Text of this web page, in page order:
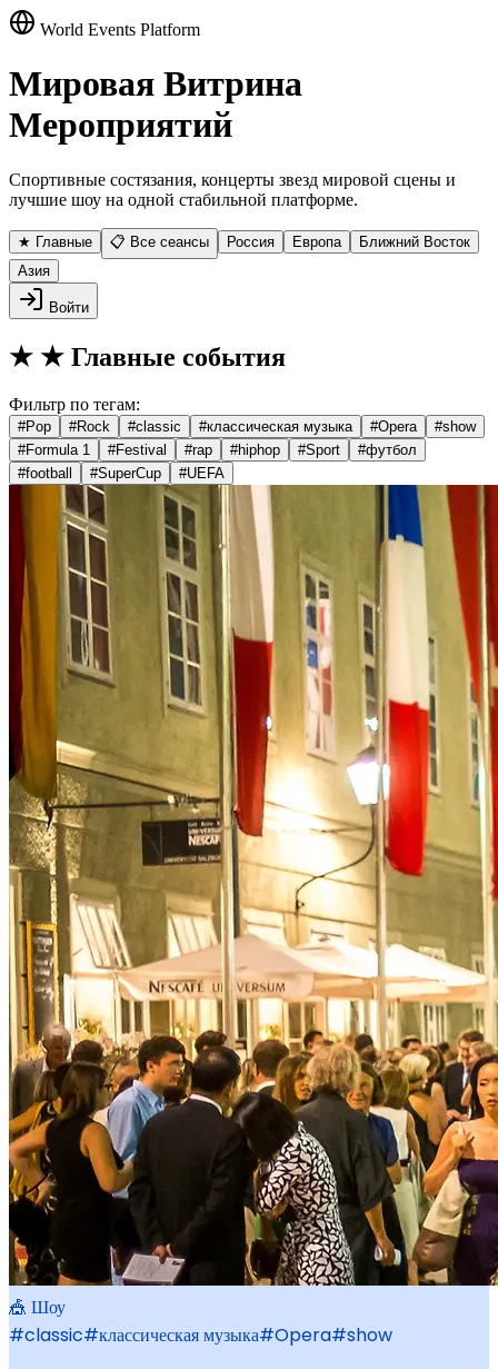
World Events Platform
Мировая Витрина
Мероприятий
Спортивные состязания, концерты звезд мировой сцены и
лучшие шоу на одной стабильной платформе.
★ Главные 📋 Все сеансы Россия Европа
Ближний Восток
Азия
Войти
★ ★ Главные события
Фильтр по тегам:
#Pop #Rock #classic #классическая музыка #Opera #show
#Formula 1 #Festival #rap #hiphop #Sport #футбол
#football #SuperCup #UEFA
🎪 Шоу
#classic#классическая музыка#Opera#show